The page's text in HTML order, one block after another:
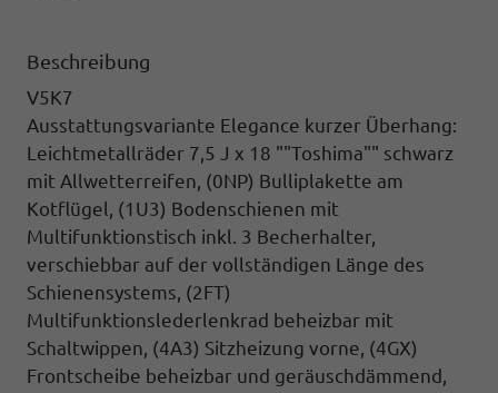
Beschreibung
V5K7
Ausstattungsvariante Elegance kurzer Überhang:
Leichtmetallräder 7,5 J x 18 ""Toshima"" schwarz
mit Allwetterreifen, (0NP) Bulliplakette am
Kotflügel, (1U3) Bodenschienen mit
Multifunktionstisch inkl. 3 Becherhalter,
verschiebbar auf der vollständigen Länge des
Schienensystems, (2FT)
Multifunktionslederlenkrad beheizbar mit
Schaltwippen, (4A3) Sitzheizung vorne, (4GX)
Frontscheibe beheizbar und geräuschdämmend,